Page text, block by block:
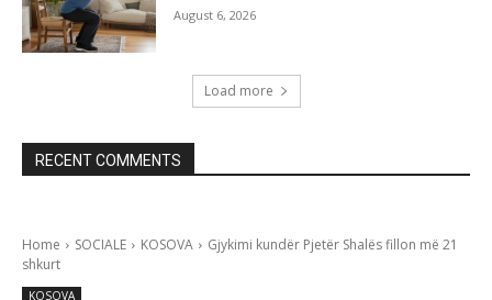
August 6, 2026
Load more
RECENT COMMENTS